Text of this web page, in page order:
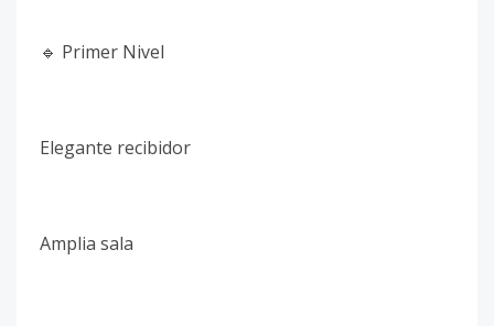
🔹 Primer Nivel
Elegante recibidor
Amplia sala